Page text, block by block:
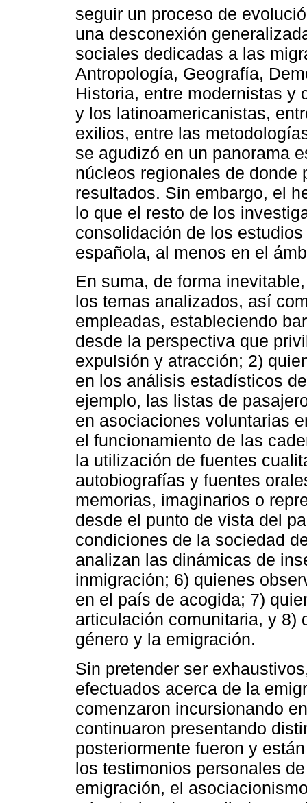
seguir un proceso de
una desconexión
sociales dedicadas a las
Antropología, Geografía,
Historia, entre modernistas y
y los latinoamericanistas,
exilios, entre las
se agudizó en un panorama
núcleos regionales de donde
resultados. Sin embargo, el
lo que el resto de los
consolidación de los
española, al menos en el
En suma, de forma
los temas analizados, así
empleadas, estableciendo
desde la perspectiva que
expulsión y atracción; 2)
en los análisis estadísticos
ejemplo, las listas de
en asociaciones voluntarias
el funcionamiento de las
la utilización de fuentes
autobiografías y fuentes
memorias, imaginarios o
desde el punto de vista del
condiciones de la sociedad
analizan las dinámicas de
inmigración; 6) quienes
en el país de acogida; 7)
articulación comunitaria, y 8)
género y la emigración.
Sin pretender ser
efectuados acerca de la
comenzaron incursionando
continuaron presentando
posteriormente fueron y
los testimonios personales
emigración, el